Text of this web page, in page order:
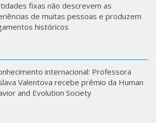
fixas não descrevem as
de muitas pessoas e produzem
históricos
internacional: Professora
Valentova recebe prêmio da Human
and Evolution Society